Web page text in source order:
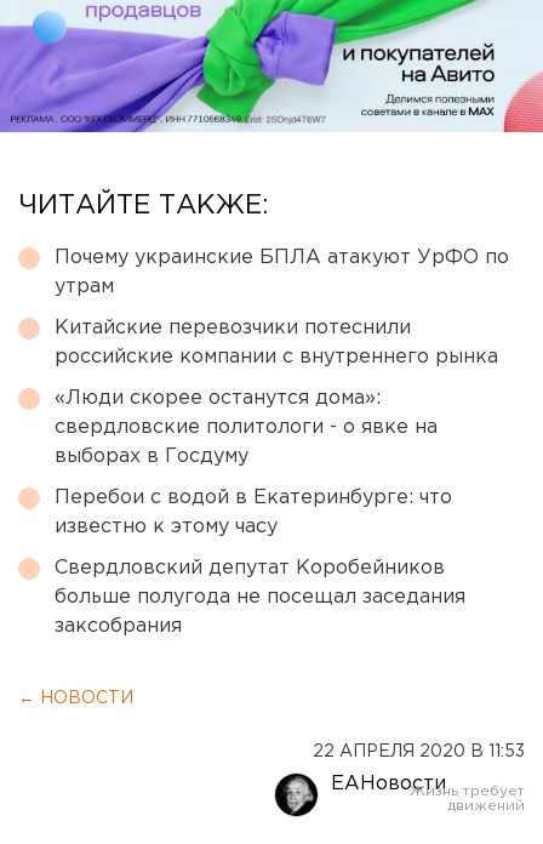
ЧИТАЙТЕ ТАКЖЕ:
Почему украинские БПЛА атакуют УрФО по
утрам
Китайские перевозчики потеснили
российские компании с внутреннего рынка
«Люди скорее останутся дома»:
свердловские политологи - о явке на
выборах в Госдуму
Перебои с водой в Екатеринбурге: что
известно к этому часу
Свердловский депутат Коробейников
больше полугода не посещал заседания
заксобрания
← НОВОСТИ
22 АПРЕЛЯ 2020 В 11:53
ЕАНовости